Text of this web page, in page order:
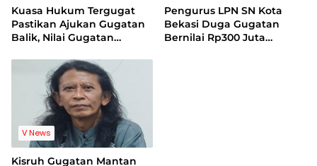
Kuasa Hukum Tergugat
Pastikan Ajukan Gugatan
Balik, Nilai Gugatan
Legal Standing
Pengurus LPN SN Kota
Bekasi Duga Gugatan
Bernilai Rp300 Juta
V News
Kisruh Gugatan Mantan